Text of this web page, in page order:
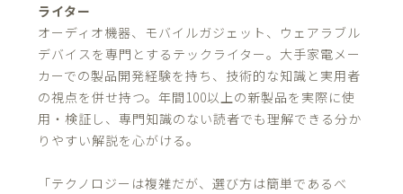
ライター
オーディオ機器、モバイルガジェット、ウェアラブル
デバイスを専門とするテックライター。大手家電メー
カーでの製品開発経験を持ち、技術的な知識と実用者
の視点を併せ持つ。年間100以上の新製品を実際に使
用・検証し、専門知識のない読者でも理解できる分か
りやすい解説を心がける。
「テクノロジーは複雑だが、選び方は簡単であるべ